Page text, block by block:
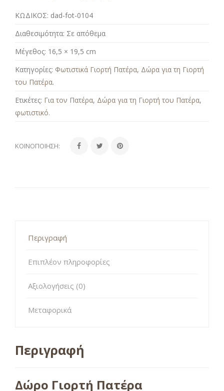
ΚΩΔΙΚΟΣ: dad-fot-0104
Διαθεσιμότητα: Σε απόθεμα
Μέγεθος: 16,5 × 19,5 cm
Κατηγορίες: Φωτιστικά Γιορτή Πατέρα, Δώρα για τη Γιορτή
του Πατέρα.
Ετικέτες: Για τον Πατέρα, Δώρα για τη Γιορτή του Πατέρα,
φωτιστικό.
ΚΟΙΝΟΠΟΊΗΣΗ:
Περιγραφή
Επιπλέον πληροφορίες
Αξιολογήσεις (0)
Μεταφορικά
Περιγραφή
Δώρο Γιορτή Πατέρα